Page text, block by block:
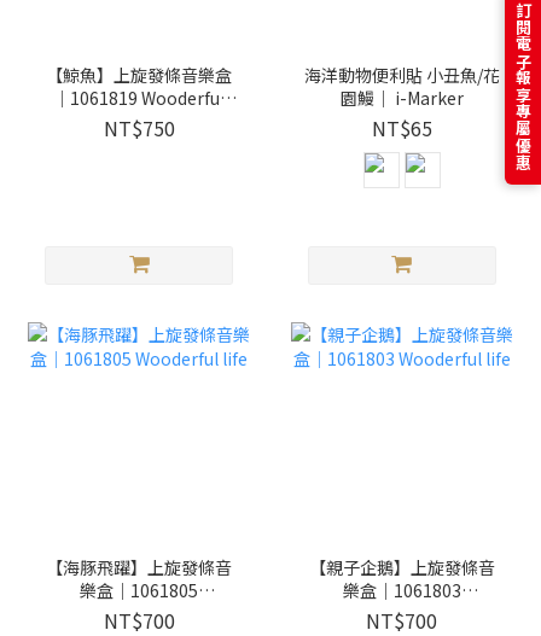
【鯨魚】上旋發條音樂盒
｜1061819 Wooderful
life
NT$750
海洋動物便利貼 小丑魚/花
園鰻｜ i-Marker
NT$65
【海豚飛躍】上旋發條音
樂盒｜1061805
Wooderful life
NT$700
【親子企鵝】上旋發條音
樂盒｜1061803
Wooderful life
NT$700
訂閱電子報享專屬優惠